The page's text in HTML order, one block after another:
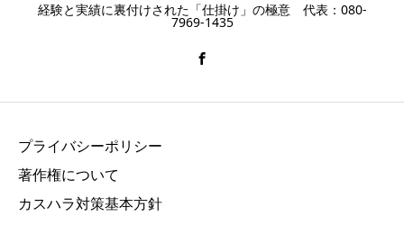
経験と実績に裏付けされた「仕掛け」の極意 代表：080-
7969-1435
プライバシーポリシー
著作権について
カスハラ対策基本方針